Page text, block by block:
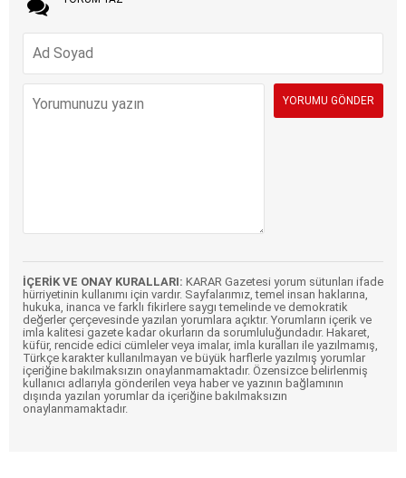
İÇERİK VE ONAY KURALLARI: KARAR Gazetesi yorum sütunları ifade
hürriyetinin kullanımı için vardır. Sayfalarımız, temel insan haklarına,
hukuka, inanca ve farklı fikirlere saygı temelinde ve demokratik
değerler çerçevesinde yazılan yorumlara açıktır. Yorumların içerik ve
imla kalitesi gazete kadar okurların da sorumluluğundadır. Hakaret,
küfür, rencide edici cümleler veya imalar, imla kuralları ile yazılmamış,
Türkçe karakter kullanılmayan ve büyük harflerle yazılmış yorumlar
içeriğine bakılmaksızın onaylanmamaktadır. Özensizce belirlenmiş
kullanıcı adlarıyla gönderilen veya haber ve yazının bağlamının
dışında yazılan yorumlar da içeriğine bakılmaksızın
onaylanmamaktadır.